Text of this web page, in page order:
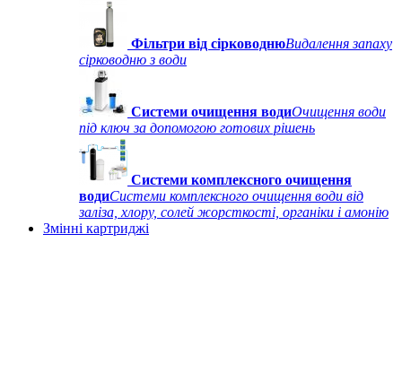
Фільтри від сірководнюВидалення запаху
сірководню з води
Системи очищення водиОчищення води
під ключ за допомогою готових рішень
Системи комплексного очищення
водиСистеми комплексного очищення води від
заліза, хлору, солей жорсткості, органіки і амонію
Змінні картриджі